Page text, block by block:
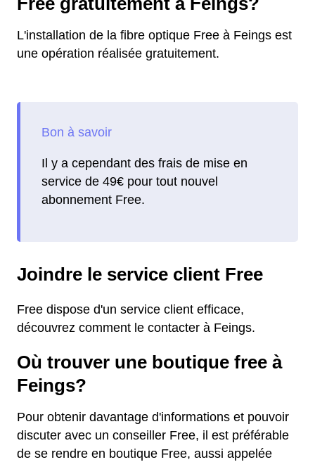
L'installation de la fibre optique Free à Feings est
une opération réalisée gratuitement.
Il y a cependant des frais de mise en
service de 49€ pour tout nouvel
abonnement Free.
Joindre le service client Free
Free dispose d'un service client efficace,
découvrez comment le contacter à Feings.
Où trouver une boutique free à
Feings?
Pour obtenir davantage d'informations et pouvoir
discuter avec un conseiller Free, il est préférable
de se rendre en boutique Free, aussi appelée